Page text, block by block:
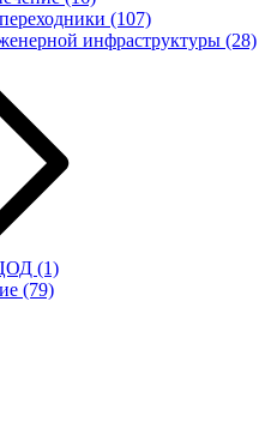
(107)
инфраструктуры (28)
(1)
(79)